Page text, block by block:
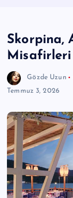
Skorpina,
Misafirleri
Gözde Uzun
Temmuz 3, 2026